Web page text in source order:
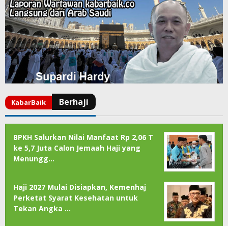
BPKH Salurkan Nilai Manfaat Rp 2,06 T
ke 5,7 Juta Calon Jemaah Haji yang
Menungg…
Haji 2027 Mulai Disiapkan, Kemenhaj
Perketat Syarat Kesehatan untuk
Tekan Angka …